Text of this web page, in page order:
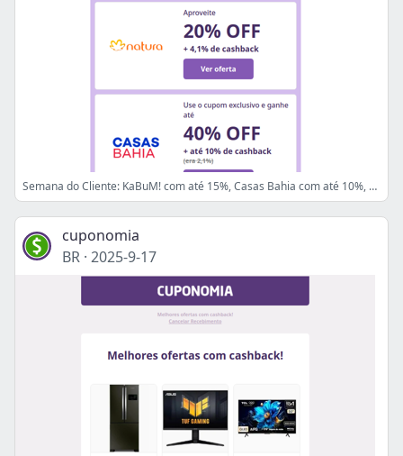
Semana do Cliente: KaBuM! com até 15%, Casas Bahia com até 10%, adidas com 10% 💜
cuponomia
BR · 2025-9-17